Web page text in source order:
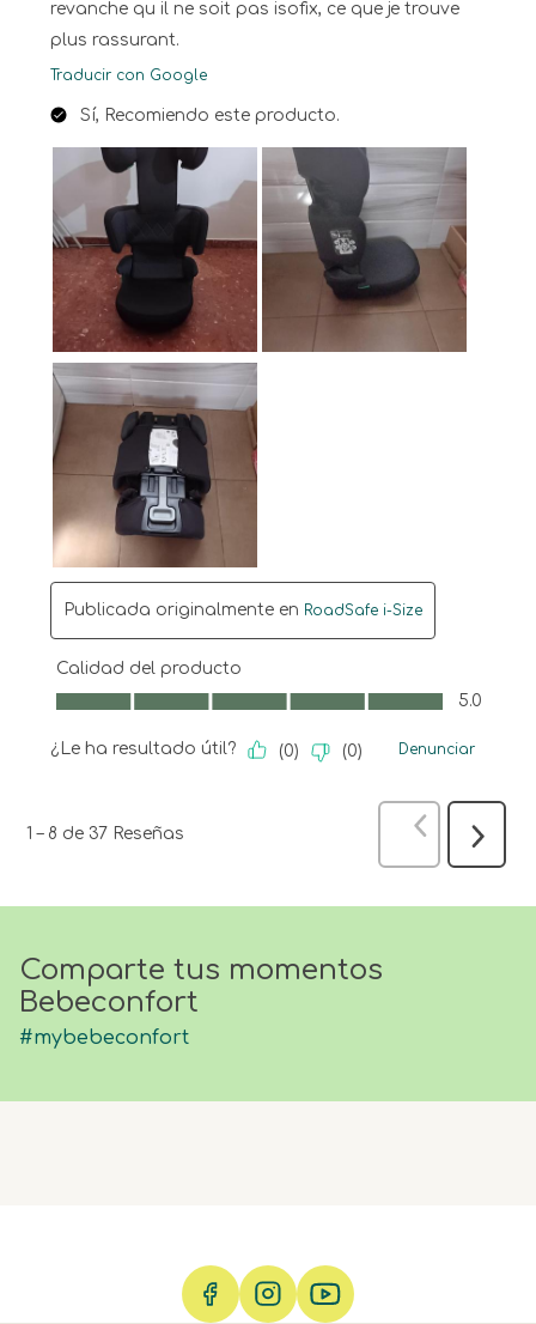
Comparte tus momentos
Bebeconfort
#mybebeconfort
revanche qu il ne soit pas isofix, ce que je trouve
plus rassurant.
Traducir con Google
Sí, Recomiendo este producto.
Publicada originalmente en RoadSafe i-Size
Calidad del producto
Calidad del producto, 5.0 de 5
5.0
¿Le ha resultado útil? (0) (0) Denunciar
1 – 8 de 37 Reseñas Anterior
Reseñas